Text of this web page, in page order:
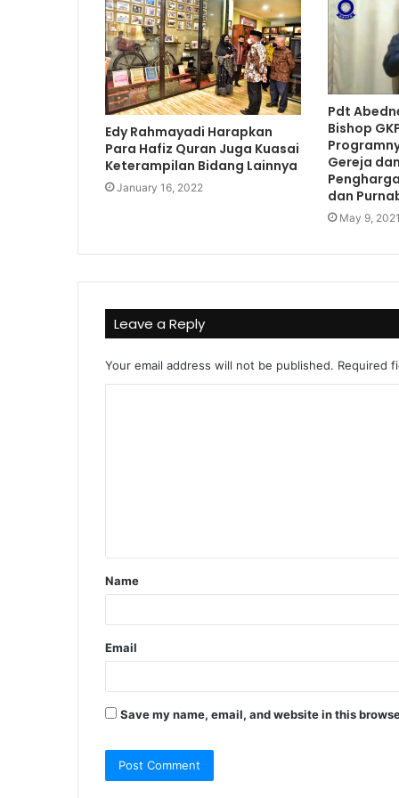
Edy Rahmayadi Harapkan
Para Hafiz Quran Juga Kuasai
Keterampilan Bidang Lainnya
January 16, 2022
Pdt
Bishop
Gereja
dan
May 9, 2021
Leave a Reply
Your email address will not be published. Required
t
*
Name
Email
Save my name, email, and website in this